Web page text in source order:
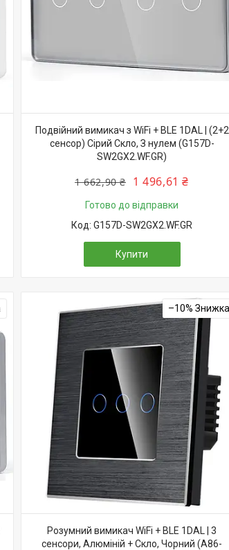
Подвійний вимикач з WiFi + BLE 1DAL | (2+2
сенсор) Сірий Скло, З нулем (G157D-
SW2GX2.WF.GR)
1 662,90 ₴ 1 496,61 ₴
Готово до відправки
G157D-SW2GX2.WF.GR
Купити
–10%
Розумний вимикач WiFi + BLE 1DAL | 3
сенсори, Алюміній + Скло, Чорний (A86-